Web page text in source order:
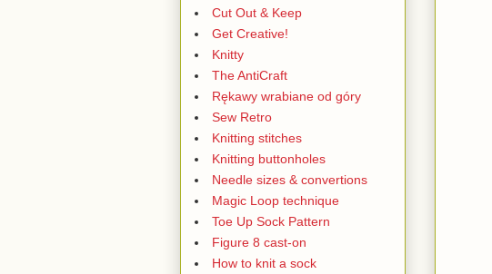
Cut Out & Keep
Get Creative!
Knitty
The AntiCraft
Rękawy wrabiane od góry
Sew Retro
Knitting stitches
Knitting buttonholes
Needle sizes & convertions
Magic Loop technique
Toe Up Sock Pattern
Figure 8 cast-on
How to knit a sock